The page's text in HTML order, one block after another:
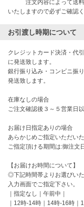
注文内容によって送料が
お引渡し時期について
クレジットカード決済・代
に発送致します。
銀行振り込み・コンビニ振
発送致します。
在庫なしの場合
ご注文確認後３～５営業日
お届け日指定ありの場合
あらかじめご指定いただい
ご指定頂ける期間は:御注文
【お届けお時間について】
◎下記時間帯よりお選びいた
入力画面でご指定下さい。
｜指定なし｜午前中｜
｜12時-14時｜14時-16時｜